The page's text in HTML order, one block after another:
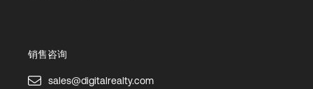
销售咨询
sales@digitalrealty.com